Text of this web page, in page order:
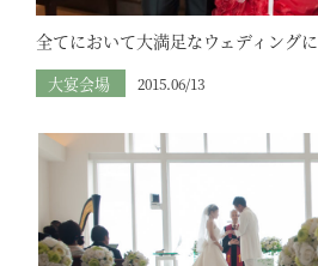
全てにおいて大満足なウェディングに
大宴会場 2015.06/13